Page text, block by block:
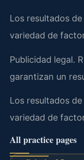
Los resultados
variedad de
Publicidad legal.
garantizan un
Los resultados
variedad de
All practice pages